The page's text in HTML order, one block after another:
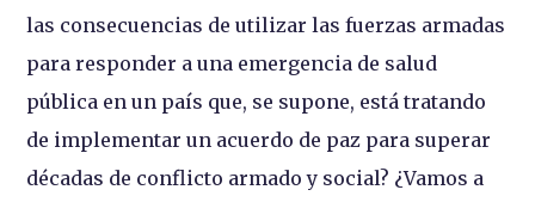
las consecuencias de utilizar las fuerzas armadas
para responder a una emergencia de salud
pública en un país que, se supone, está tratando
de implementar un acuerdo de paz para superar
décadas de conflicto armado y social? ¿Vamos a